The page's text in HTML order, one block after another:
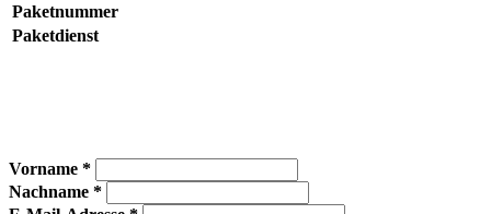
Paketnummer
Paketdienst
Vorname *
Nachname *